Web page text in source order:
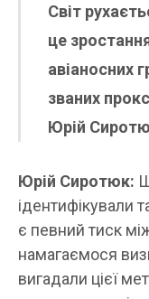
Світ
це
авіаносних
званих
Юрій
Юрій Сиротюк:
ідентифікували
є певний тиск
намагаємося
вигадали цієї